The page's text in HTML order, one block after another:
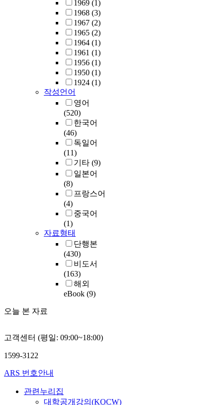
1969 (1)
1968 (3)
1967 (2)
1965 (2)
1964 (1)
1961 (1)
1956 (1)
1950 (1)
1924 (1)
작성언어
영어
(520)
한국어
(46)
독일어
(11)
기타 (9)
일본어
(8)
프랑스어
(4)
중국어
(1)
자료형태
단행본
(430)
비도서
(163)
해외
eBook (9)
오늘 본 자료
고객센터 (평일: 09:00~18:00)
1599-3122
ARS 번호안내
관련누리집
대학공개강의(KOCW)